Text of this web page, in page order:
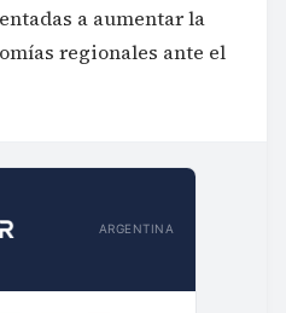
a aumentar la
regionales ante el
ARGENTINA